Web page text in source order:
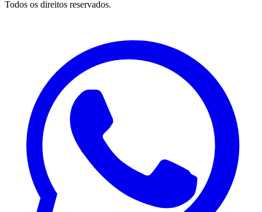
Todos os direitos reservados.